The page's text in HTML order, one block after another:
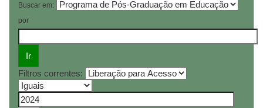
Buscar em:
por
Filtros correntes: